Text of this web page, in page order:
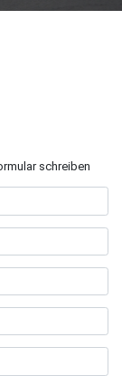
schreiben